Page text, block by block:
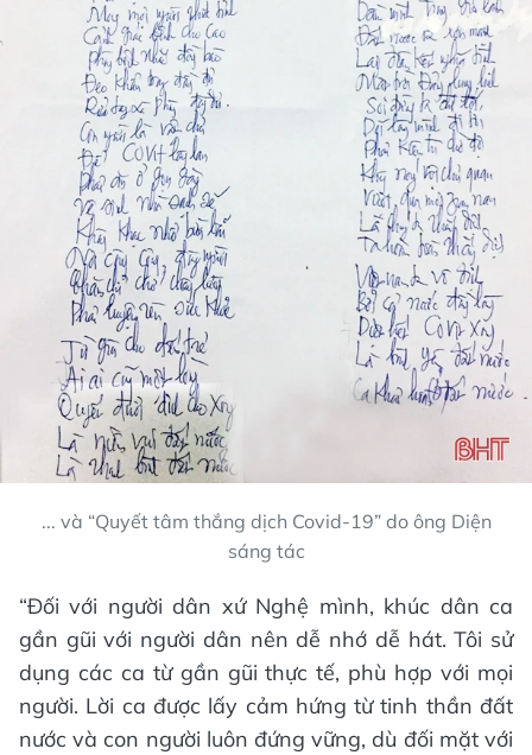
... và “Quyết tâm thắng dịch Covid-19” do ông Diện
sáng tác
“Đối với người dân xứ Nghệ mình, khúc dân ca
gần gũi với người dân nên dễ nhớ dễ hát. Tôi sử
dụng các ca từ gần gũi thực tế, phù hợp với mọi
người. Lời ca được lấy cảm hứng từ tinh thần đất
nước và con người luôn đứng vững, dù đối mặt với